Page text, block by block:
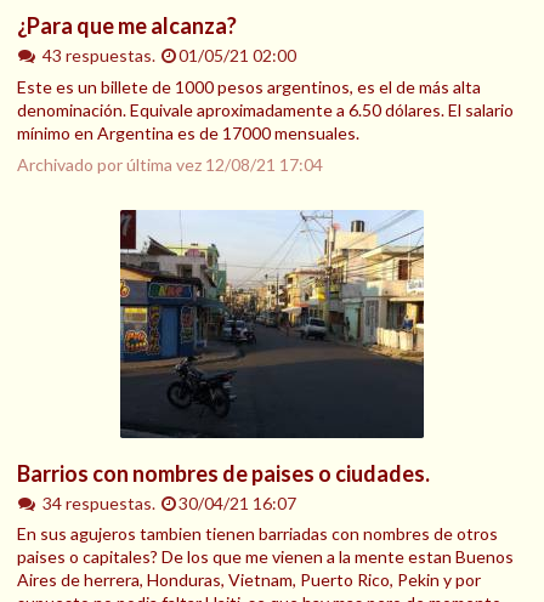
¿Para que me alcanza?
43 respuestas.
01/05/21 02:00
Este es un billete de 1000 pesos argentinos, es el de más alta
denominación. Equivale aproximadamente a 6.50 dólares. El salario
mínimo en Argentina es de 17000 mensuales.
Archivado por última vez 12/08/21 17:04
Barrios con nombres de paises o ciudades.
34 respuestas.
30/04/21 16:07
En sus agujeros tambien tienen barriadas con nombres de otros
paises o capitales? De los que me vienen a la mente estan Buenos
Aires de herrera, Honduras, Vietnam, Puerto Rico, Pekin y por